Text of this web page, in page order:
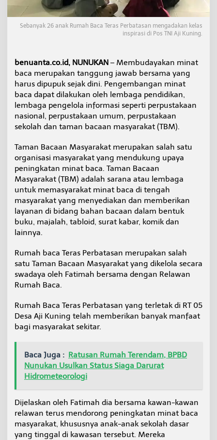
N
i
K
u
n
i
g
P
e
g
e
n
a
l
a
n
T
N
I
Sebanyak 26 anak Rumah Baca Teras Perbatasan mengadakan kelas
inspirasi di Pos TNI Aji Kuning.
benuanta.co.id, NUNUKAN – Membudayakan minat
baca merupakan tanggung jawab bersama yang
harus dipupuk sejak dini. Pengembangan minat
baca dapat dilakukan oleh lembaga pendidikan,
lembaga pengelola informasi seperti perpustakaan
nasional, perpustakaan umum, perpustakaan
sekolah dan taman bacaan masyarakat (TBM).
Taman Bacaan Masyarakat merupakan salah satu
organisasi masyarakat yang mendukung upaya
peningkatan minat baca. Taman Bacaan
Masyarakat (TBM) adalah sarana atau lembaga
untuk memasyarakat minat baca di tengah
masyarakat yang menyediakan dan memberikan
layanan di bidang bahan bacaan dalam bentuk
buku, majalah, tabloid, surat kabar, komik dan
lainnya.
Rumah baca Teras Perbatasan merupakan salah
satu Taman Bacaan Masyarakat yang dikelola secara
swadaya oleh Fatimah bersama dengan Relawan
Rumah Baca.
Rumah Baca Teras Perbatasan yang terletak di RT 05
Desa Aji Kuning telah memberikan banyak manfaat
bagi masyarakat sekitar.
Baca Juga : Ratusan Rumah Terendam, BPBD
Nunukan Usulkan Status Siaga Darurat
Hidrometeorologi
Dijelaskan oleh Fatimah dia bersama kawan-kawan
relawan terus mendorong peningkatan minat baca
masyarakat, khususnya anak-anak sekolah dasar
yang tinggal di kawasan tersebut. Mereka